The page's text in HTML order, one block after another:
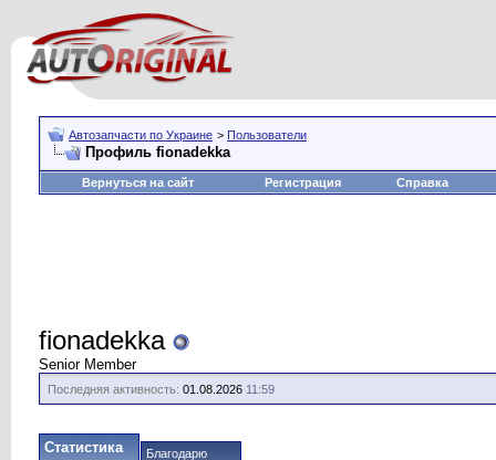
Автозапчасти по Украине > Пользователи
Профиль fionadekka
Вернуться на сайт Регистрация Справка
fionadekka
Senior Member
Последняя активность: 01.08.2026 11:59
Статистика Благодарю